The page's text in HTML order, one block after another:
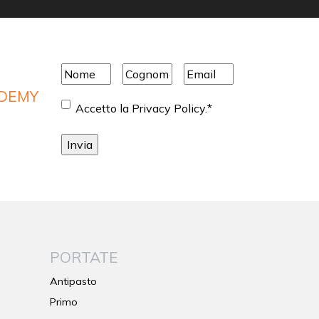
Nome* Cognome Email*
Consenso*
Accetto la Privacy Policy.*
PORTATE
Antipasto
Primo